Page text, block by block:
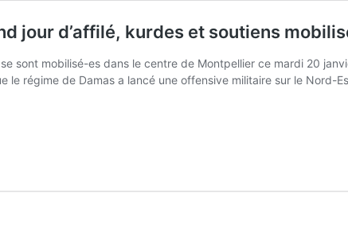
jour d’affilé, kurdes et soutiens
sont mobilisé-es dans le centre de Montpellier ce mardi 20
le régime de Damas a lancé une offensive militaire sur le Nord-